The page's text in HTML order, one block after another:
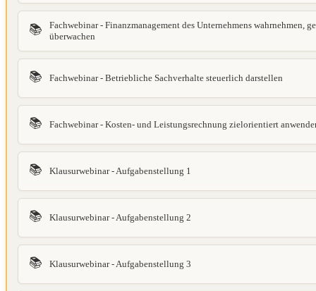
📚
Fachwebinar - Finanzmanagement des Unternehmens wahrnehmen,
überwachen
📚 Fachwebinar - Betriebliche Sachverhalte steuerlich darstellen
📚 Fachwebinar - Kosten- und Leistungsrechnung zielorientiert
📚 Klausurwebinar - Aufgabenstellung 1
📚 Klausurwebinar - Aufgabenstellung 2
📚 Klausurwebinar - Aufgabenstellung 3